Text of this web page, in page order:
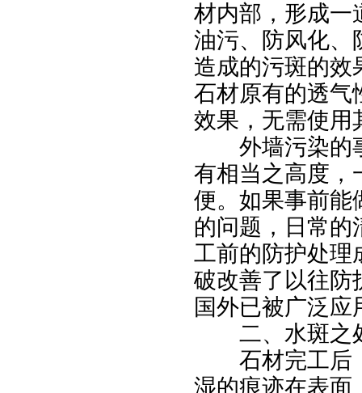
材内部，形成一
油污、防风化、
造成的污斑的效
石材原有的透气
效果，无需使用
外墙污染的事
有相当之高度，
便。如果事前能
的问题，日常的
工前的防护处理
破改善了以往防
国外已被广泛
二、水斑之
石材完工后，
湿的痕迹在表面